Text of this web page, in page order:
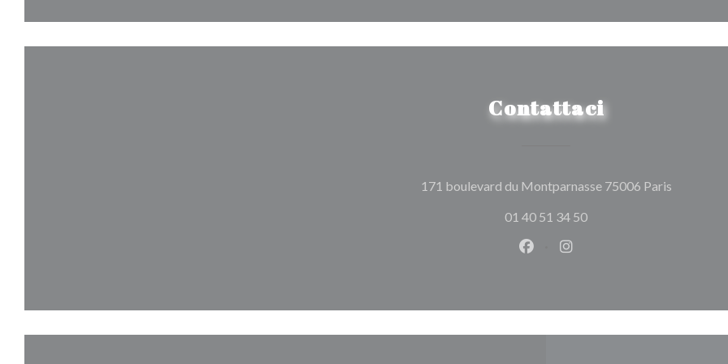
Contattaci
171 boulevard du Montparnasse 75006 Paris((apre una
01 40 51 34 50
Facebook ((apre una nuova
Instagram ((apre una